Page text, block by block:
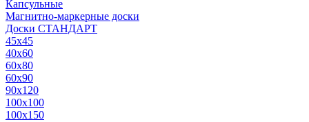
Капсульные
Магнитно-маркерные доски
Доски СТАНДАРТ
45x45
40x60
60x80
60x90
90x120
100x100
100x150